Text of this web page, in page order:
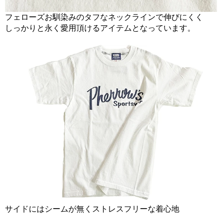
フェローズお馴染みのタフなネックラインで伸びにくく
しっかりと永く愛用頂けるアイテムとなっています。
サイドにはシームが無くストレスフリーな着心地